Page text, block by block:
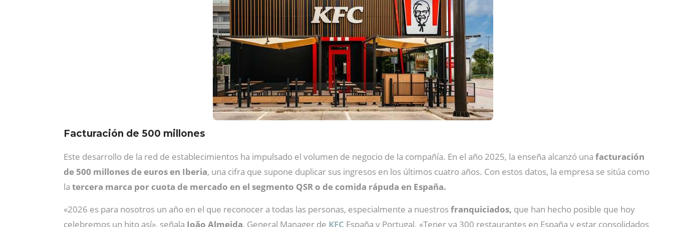
Facturación de 500 millones
Este desarrollo de la red de establecimientos ha impulsado el volumen de negocio de la compañía. En el año 2025, la enseña alcanzó una facturación
de 500 millones de euros en Iberia, una cifra que supone duplicar sus ingresos en los últimos cuatro años. Con estos datos, la empresa se sitúa como
la tercera marca por cuota de mercado en el segmento QSR o de comida rápuda en España.
«2026 es para nosotros un año en el que reconocer a todas las personas, especialmente a nuestrosfranquiciados, que han hecho posible que hoy
celebremos un hito así», señala João Almeida, General Manager de KFC España y Portugal. «Tener ya 300 restaurantes en España y estar consolidados